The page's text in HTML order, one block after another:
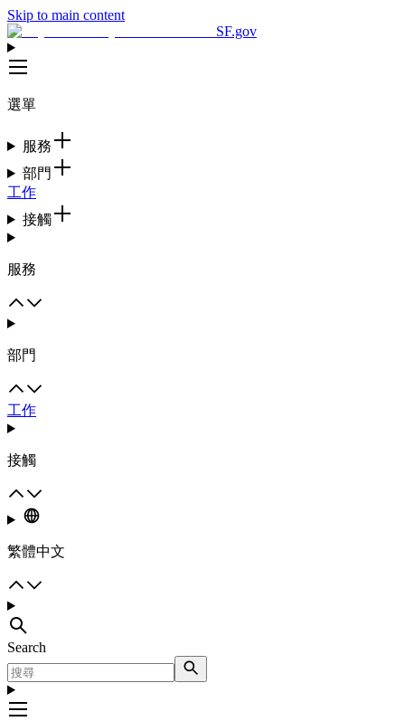
Skip to main content
SF.gov
選單
服務
部門
工作
接觸
服務
部門
工作
接觸
繁體中文
Search